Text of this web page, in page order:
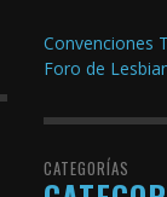
Convenciones
Foro de
CATEGORÍAS